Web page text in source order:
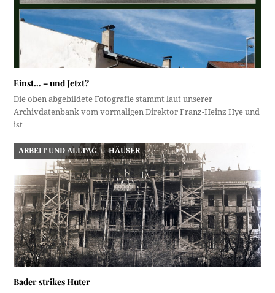
Einst… – und Jetzt?
Die oben abgebildete Fotografie stammt laut unserer
Archivdatenbank vom vormaligen Direktor Franz-Heinz Hye und
ist…
ARBEIT UND ALLTAG HÄUSER
Bader strikes Huter